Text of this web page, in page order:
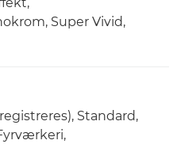
Super Vivid,
Standard,